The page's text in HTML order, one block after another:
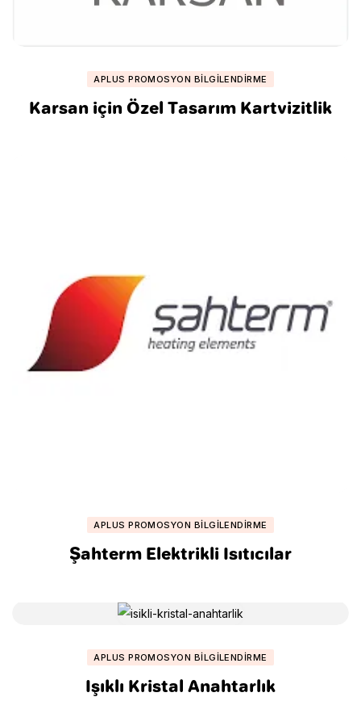
APLUS PROMOSYON BILGILENDIRME
Karsan için Özel Tasarım Kartvizitlik
APLUS PROMOSYON BILGILENDIRME
Şahterm Elektrikli Isıtıcılar
APLUS PROMOSYON BILGILENDIRME
Işıklı Kristal Anahtarlık